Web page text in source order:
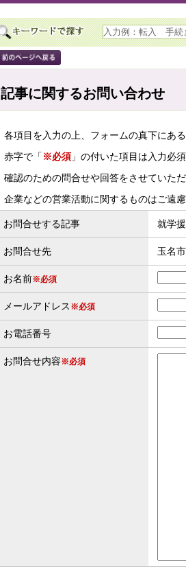
記事に関するお問い合わせ
各項目を入力の上、フォームの真下にあ
赤字で「 ※必須 」の付いた項目は入力必須
確認のための問合せや回答をさせていた
企業などの営業活動に関するものはご遠慮
お問合せする記事 就学
お問合せ先 玉名
お名前※必須
メールアドレス ※必須
お電話番号
お問合せ内容※必須